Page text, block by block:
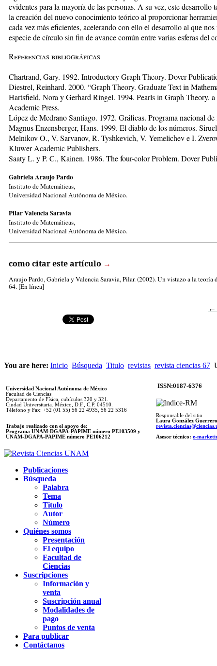
evidentes para la mayoría de las personas. A su vez, este
la creación del nuevo conocimiento teórico al proporcionar
cada vez más eficientes, acelerando con ello el desarrollo al que
especie de círculo sin fin de avance común entre varias esferas del
Referencias bibliográficas
Chartrand, Gary. 1992. Introductory Graph Theory. Dover
Diestrel, Reinhard. 2000. “Graph Theory. Graduate Text in
Hartsfield, Nora y Gerhard Ringel. 1994. Pearls in Graph Theory,
Academic Press.
López de Medrano Santiago. 1972. Gráficas. Programa nacional
Magnus Enzensberger, Hans. 1999. El diablo de los números.
Melnikov O., V. Sarvanov, R. Tyshkevich, V. Yemelichev e I.
Kluwer Academic Publishers.
Saaty L. y P. C., Kainen. 1986. The four-color Problem. Dover
Gabriela Araujo Pardo
Instituto de Matemáticas,
Universidad Nacional Autónoma de México.
Pilar Valencia Saravia
Instituto de Matemáticas,
Universidad Nacional Autónoma de México.
como citar este artículo →
Araujo Pardo, Gabrielay Valencia Saravia, Pilar. (2002). Un vistazo a la teoría
64. [En línea]
←
You are here: Inicio Búsqueda Titulo revistas revista ciencias 67
Universidad Nacional Autónoma de México
Facultad de Ciencias
Departamento de Física, cubículos 320 y 321.
Ciudad Universitaria. México, D.F., C.P. 04510.
Télefono y Fax: +52 (01 55) 56 22 4935, 56 22 5316
Trabajo realizado con el apoyo de:
Programa UNAM-DGAPA-PAPIME número PE103509 y
UNAM-DGAPA-PAPIME número PE106212
ISSN:0187-6376
Responsable del sitio
Laura González Guerrero
Asesor técnico: e-
Publicaciones
Búsqueda
Palabra
Tema
Titulo
Autor
Número
Quiénes somos
Presentación
El equipo
Facultad de
Ciencias
Suscripciones
Información y
venta
Suscripción anual
Modalidades de
pago
Puntos de venta
Para publicar
Contáctanos